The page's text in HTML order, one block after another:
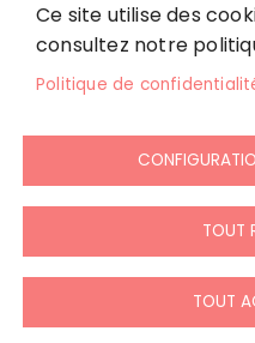
Abonnez-vous pour
l’actualité de
S'ABONNER
Pied
Accueil
S'identifier
Mentions légales
Ce site utilise des
consultez notre
Politique de
TOUT
TOUT